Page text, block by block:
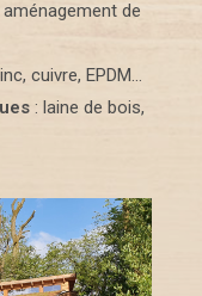
aménagement de
cuivre, EPDM…
: laine de bois,